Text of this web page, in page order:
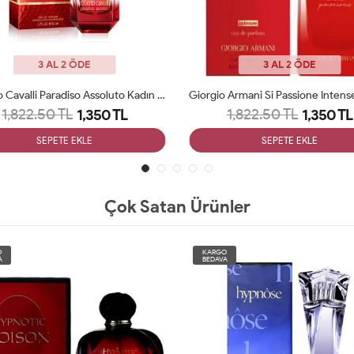
3 AL 2 ÖDE
Roberto Cavalli Paradiso Assoluto Kadın Parfüm ARC JLT Woman
1,822.50 TL 1,350 TL
SEPETE EKLE
3 AL 2 ÖDE
1,822.50 TL 1,350 TL
SEPETE EKLE
Çok Satan Ürünler
KARGO
BEDAVA